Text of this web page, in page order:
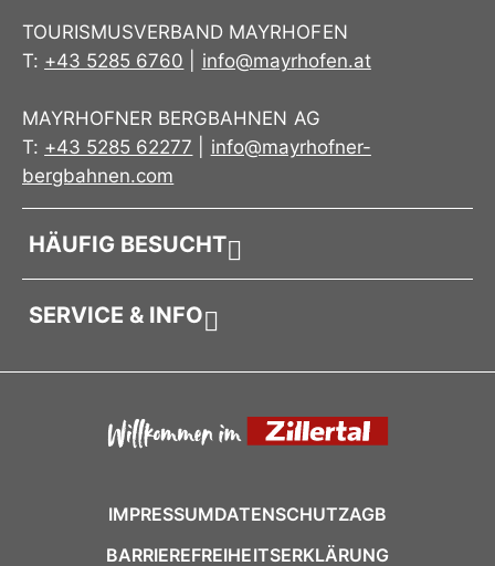
TOURISMUSVERBAND MAYRHOFEN
T: +43 5285 6760 info@mayrhofen.at
MAYRHOFNER BERGBAHNEN AG
T: +43 5285 62277
info@mayrhofner-
bergbahnen.com
HÄUFIG BESUCHT
SERVICE & INFO
IMPRESSUMDATENSCHUTZAGB
BARRIEREFREIHEITSERKLÄRUNG